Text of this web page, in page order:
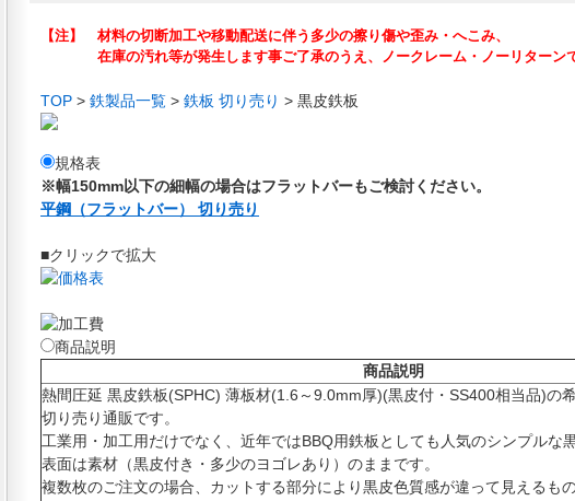
【注】 材料の切断加工や移動配送に伴う多少の擦り傷や歪み・へこみ、
在庫の汚れ等が発生します事ご了承のうえ、ノークレーム・ノーリターンで
TOP > 鉄製品一覧 > 鉄板 切り売り > 黒皮鉄板
規格表
※幅150mm以下の細幅の場合はフラットバーもご検討ください。
平鋼（フラットバー） 切り売り
■クリックで拡大
商品説明
商品説明
熱間圧延 黒皮鉄板(SPHC) 薄板材(1.6～9.0mm厚)(黒皮付・SS400相当品)の
切り売り通販です。
工業用・加工用だけでなく、近年ではBBQ用鉄板としても人気のシンプルな
表面は素材（黒皮付き・多少のヨゴレあり）のままです。
複数枚のご注文の場合、カットする部分により黒皮色質感が違って見えるもの